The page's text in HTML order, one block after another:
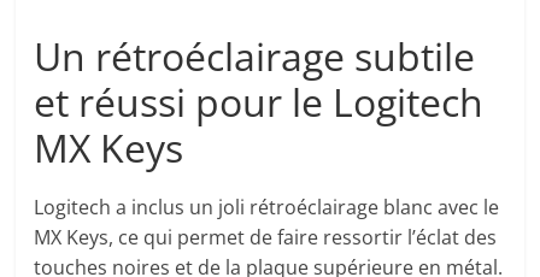
Un rétroéclairage subtile
et réussi pour le Logitech
MX Keys
Logitech a inclus un joli rétroéclairage blanc avec le
MX Keys, ce qui permet de faire ressortir l’éclat des
touches noires et de la plaque supérieure en métal.